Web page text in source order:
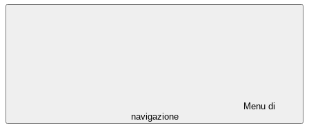
Menu di
navigazione